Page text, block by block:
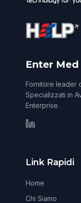
Enter Med
Fornitore leader
Specializzati in
Enterprise.
Link Rapidi
Home
Chi Siamo